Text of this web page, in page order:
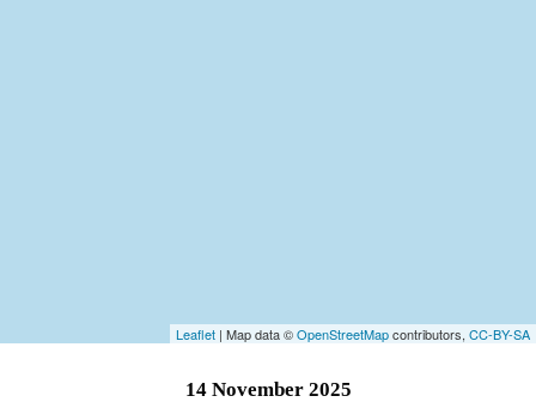
Leaflet | Map data ©OpenStreetMapcontributors, CC-BY-SA
14 November 2025